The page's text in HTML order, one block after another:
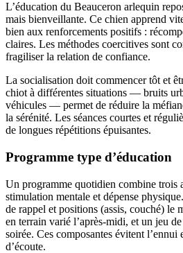
L’éducation du Beauceron arlequin
mais bienveillante. Ce chien apprend
bien aux renforcements positifs :
claires. Les méthodes coercitives sont
fragiliser la relation de confiance.
La socialisation doit commencer tôt et
chiot à différentes situations — bruits
véhicules — permet de réduire la
la sérénité. Les séances courtes et
de longues répétitions épuisantes.
Programme type d’éducation
Un programme quotidien combine trois
stimulation mentale et dépense
de rappel et positions (assis, couché) le
en terrain varié l’après-midi, et un jeu
soirée. Ces composantes évitent l’ennui
d’écoute.